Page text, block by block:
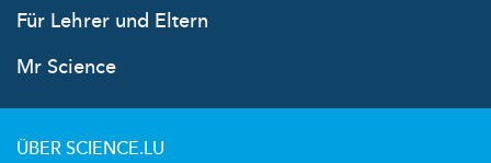
Für Lehrer und Eltern
Mr Science
ÜBER SCIENCE.LU